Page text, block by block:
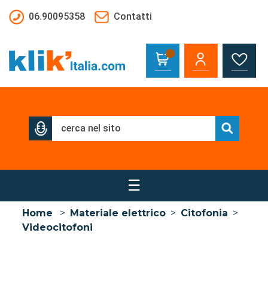
06.90095358
Contatti
☰
Home > Materiale elettrico > Citofonia >
Videocitofoni